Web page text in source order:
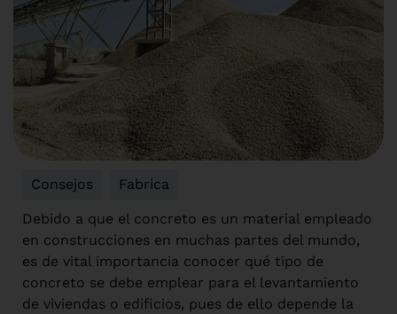
Consejos Fabrica
Debido a que el concreto es un material empleado
en construcciones en muchas partes del mundo,
es de vital importancia conocer qué tipo de
concreto se debe emplear para el levantamiento
de viviendas o edificios, pues de ello depende la